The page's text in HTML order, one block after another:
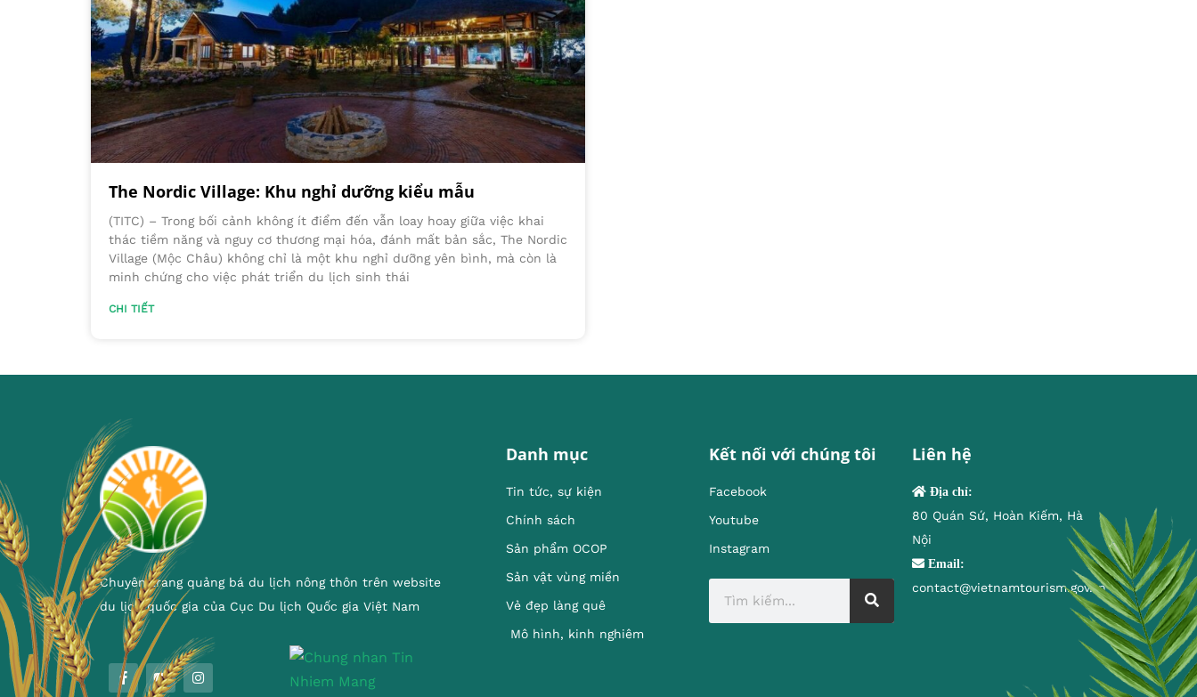
The Nordic Village: Khu nghỉ dưỡng kiểu mẫu
(TITC) – Trong bối cảnh không ít điểm đến vẫn loay hoay giữa việc khai
thác tiềm năng và nguy cơ thương mại hóa, đánh mất bản sắc, The Nordic
Village (Mộc Châu) không chỉ là một khu nghỉ dưỡng yên bình, mà còn là
minh chứng cho việc phát triển du lịch sinh thái
CHI TIẾT
Chuyên trang quảng bá du lịch nông thôn trên website
du lịch quốc gia của Cục Du lịch Quốc gia Việt Nam
Danh mục
Tin tức, sự kiện
Chính sách
Sản phẩm OCOP
Sản vật vùng miền
Vẻ đẹp làng quê
Mô hình, kinh nghiêm
Kết nối với chúng tôi
Facebook
Youtube
Instagram
Liên hệ
Địa chỉ:
80 Quán Sứ, Hoàn Kiếm, Hà
Nội
Email:
contact@vietnamtourism.gov.vn